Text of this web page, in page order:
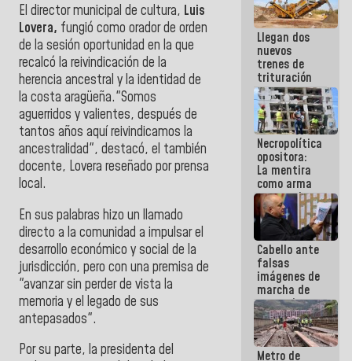
El director municipal de cultura, Luis
Lovera, fungió como orador de orden
de la sesión oportunidad en la que
recalcó la reivindicación de la
herencia ancestral y la identidad de
la costa aragüeña."Somos
aguerridos y valientes, después de
tantos años aquí reivindicamos la
ancestralidad", destacó, el también
docente, Lovera reseñado por prensa
local.
En sus palabras hizo un llamado
directo a la comunidad a impulsar el
desarrollo económico y social de la
jurisdicción, pero con una premisa de
"avanzar sin perder de vista la
memoria y el legado de sus
antepasados".
Por su parte, la presidenta del
Llegan dos
nuevos
trenes de
trituración
para
optimizar
manejo de
escombros
en La Guaira
Necropolítica
opositora:
La mentira
como arma
contra el
Pueblo
Cabello ante
falsas
imágenes de
marcha de
extremistas:
Son unos
coberos,
viven de la
mentira
Metro de